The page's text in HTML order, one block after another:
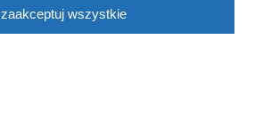
do koszyka
zaakceptuj wszystkie